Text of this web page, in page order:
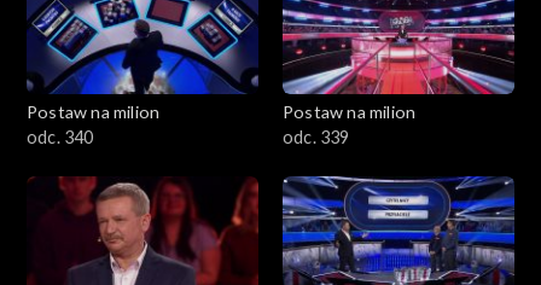
Postaw na milion
odc. 340
Postaw na milion
odc. 339